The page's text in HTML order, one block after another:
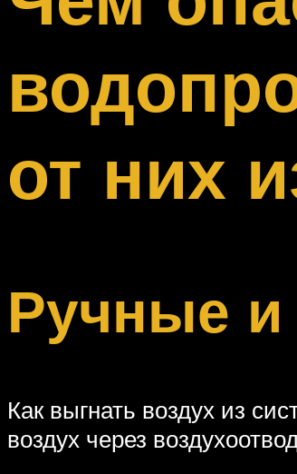
от них
Ручные и
Как выгнать воздух из
воздух через